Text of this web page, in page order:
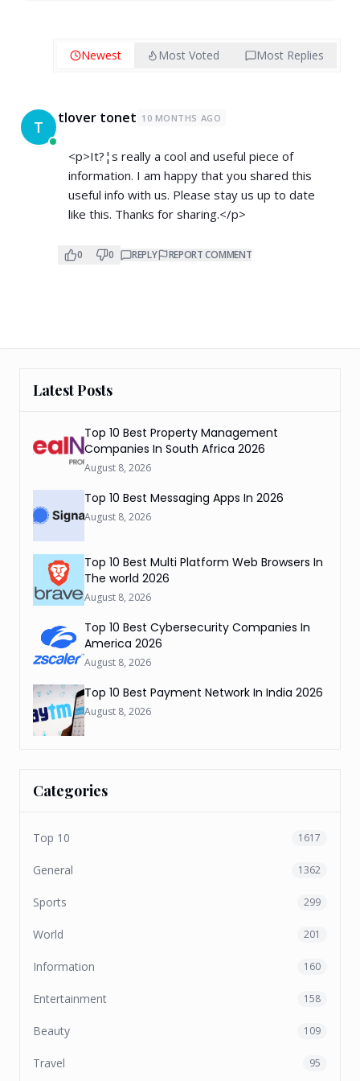
Newest Most Voted Most Replies
T tlover tonet 10 MONTHS AGO
<p>It?¦s really a cool and useful piece of
information. I am happy that you shared this
useful info with us. Please stay us up to date
like this. Thanks for sharing.</p>
0 0 REPLY REPORT COMMENT
Latest Posts
Top 10 Best Property Management
Companies In South Africa 2026
August 8, 2026
Top 10 Best Messaging Apps In 2026
August 8, 2026
Top 10 Best Multi Platform Web Browsers In
The world 2026
August 8, 2026
Top 10 Best Cybersecurity Companies In
America 2026
August 8, 2026
Top 10 Best Payment Network In India 2026
August 8, 2026
Categories
Top 10 1617
General 1362
Sports 299
World 201
Information 160
Entertainment 158
Beauty 109
Travel 95